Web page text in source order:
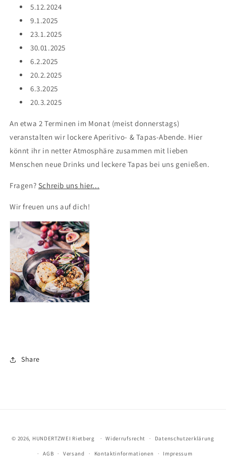
5.12.2024
9.1.2025
23.1.2025
30.01.2025
6.2.2025
20.2.2025
6.3.2025
20.3.2025
An etwa 2 Terminen im Monat (meist donnerstags)
veranstalten wir lockere Aperitivo- & Tapas-Abende. Hier
könnt ihr in netter Atmosphäre zusammen mit lieben
Menschen neue Drinks und leckere Tapas bei uns genießen.
Fragen? Schreib uns hier...
Wir freuen uns auf dich!
Share
© 2026, HUNDERTZWEI Rietberg Widerrufsrecht Datenschutzerklärung
AGB Versand Kontaktinformationen Impressum